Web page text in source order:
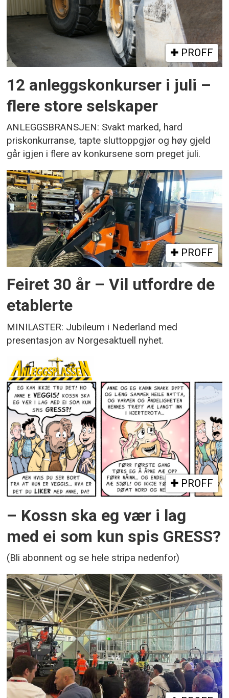
PROFF
12 anleggskonkurser i juli –
flere store selskaper
ANLEGGSBRANSJEN: Svakt marked, hard
priskonkurranse, tapte sluttoppgjør og høy gjeld
går igjen i flere av konkursene som preget juli.
PROFF
Feiret 30 år – Vil utfordre de
etablerte
MINILASTER: Jubileum i Nederland med
presentasjon av Norgesaktuell nyhet.
PROFF
– Kossn ska eg vær i lag
med ei som kun spis GRESS?
(Bli abonnent og se hele stripa nedenfor)